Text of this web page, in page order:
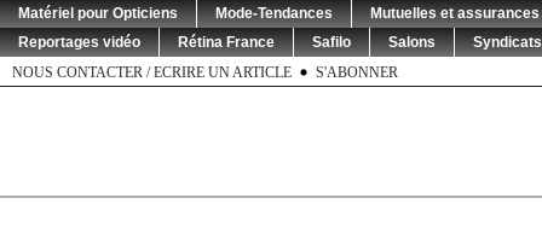
Matériel pour Opticiens
Mode-Tendances
Mutuelles et
Reportages vidéo
Rétina France Safilo Salons
Syndicats
NOUS CONTACTER / ECRIRE UN ARTICLE
S'ABONNER